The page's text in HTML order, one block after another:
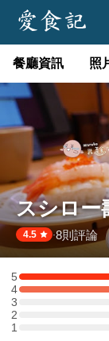
餐廳資訊 照
スシロー
4.5 ·8則評論
5
5 星：1 則評論
4
4 星：1 則評論
3
3 星：0 則評論
2
2 星：0 則評論
11 星：0 則評論